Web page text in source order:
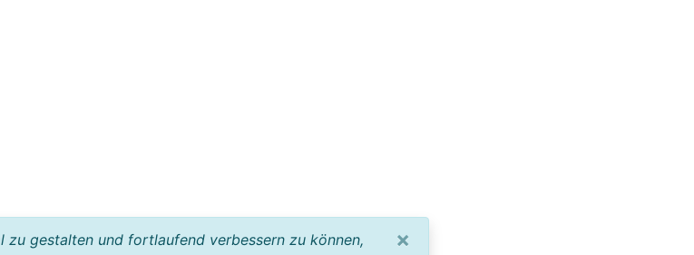
zu gestalten und fortlaufend verbessern zu können,
×